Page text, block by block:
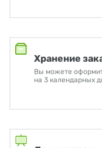
Хранение
Вы можете
на 3 календарных